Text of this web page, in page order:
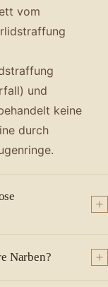
vom
und
keine
durch
Narben?